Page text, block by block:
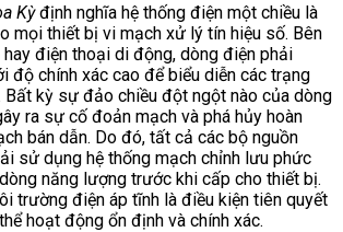
Kỳđịnh nghĩa hệ thống điện một chiều là
mọi thiết bị vi mạch xử lý tín hiệu số. Bên
điện thoại di động, dòng điện phải
độ chính xác cao để biểu diễn các trạng
Bất kỳ sự đảo chiều đột ngột nào của dòng
ra sự cố đoản mạch và phá hủy hoàn
bán dẫn. Do đó, tất cả các bộ nguồn
sử dụng hệ thống mạch chỉnh lưu phức
năng lượng trước khi cấp cho thiết bị.
trường điện áp tĩnh là điều kiện tiên quyết
hoạt động ổn định và chính xác.